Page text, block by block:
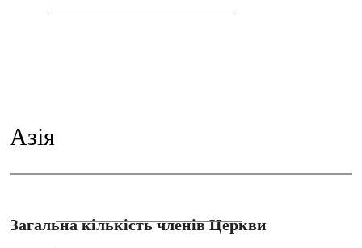
Азія
Загальна кількість членів Церкви